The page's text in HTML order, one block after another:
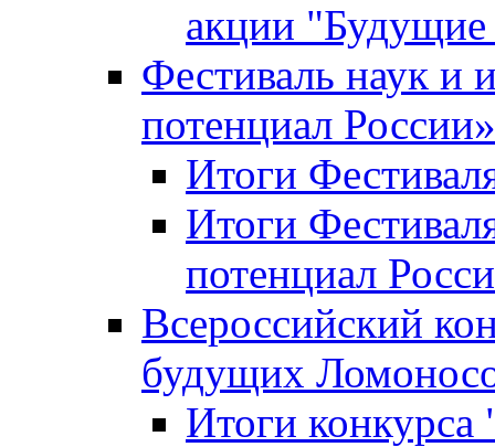
акции
Фестиваль наук и
потенциал России»
Итоги
Итоги
потенциал
Всероссийский
будущих
Итоги